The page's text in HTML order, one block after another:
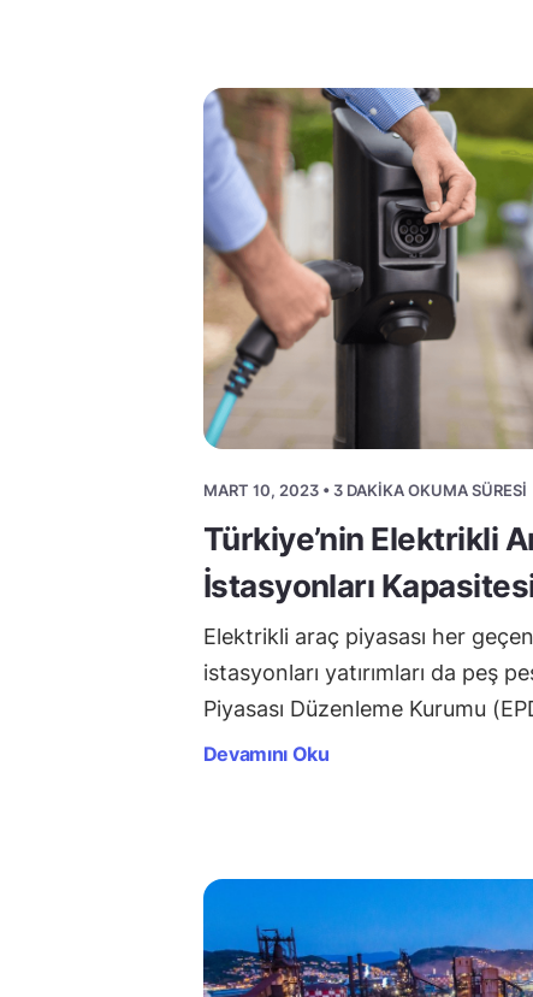
MART 10, 2023 • 3 DAKIKA OKUMA SÜRESI
Türkiye’nin Elektrikli
İstasyonları
Elektrikli araç piyasası her
istasyonları yatırımları da peş
Piyasası Düzenleme Kurumu
Devamını Oku